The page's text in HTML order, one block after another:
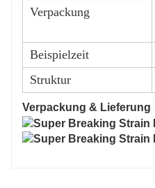
Verpackung
Beispielzeit
Struktur
Verpackung & Lieferung